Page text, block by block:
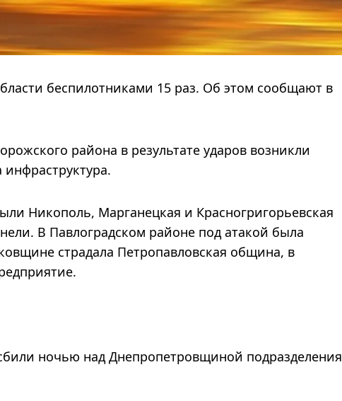
беспилотниками 15 раз. Об этом сообщают в
района в результате ударов возникли
Никополь, Марганецкая и Красногригорьевская
В Павлоградском районе под атакой была
страдала Петропавловская община, в
ночью над Днепропетровщиной подразделения